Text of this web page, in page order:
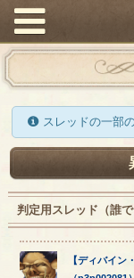
スレッドの一部
判定用スレッド（誰で
【ディバイン